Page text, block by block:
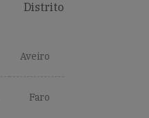
Distrito
Aveiro
Faro